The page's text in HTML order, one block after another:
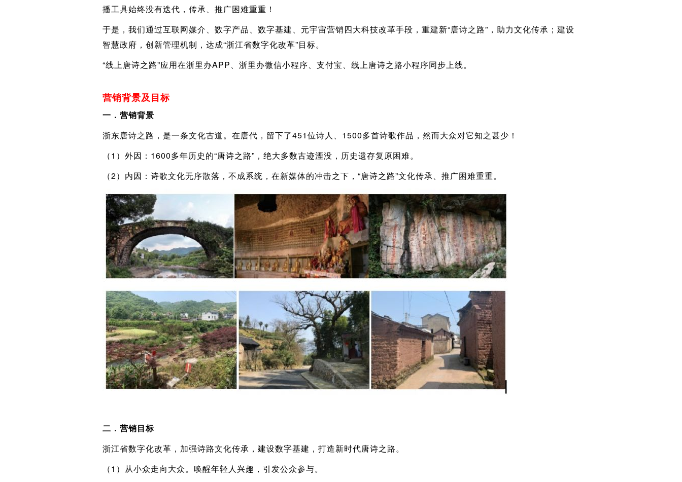
播工具始终没有迭代，传承、推广困难重重！
于是，我们通过互联网媒介、数字产品、数字基建、元宇宙营销四大科技改革手段，重建新“唐诗之路”，助力文化传承；建设
智慧政府，创新管理机制，达成“浙江省数字化改革”目标。
“线上唐诗之路”应用在浙里办APP、浙里办微信小程序、支付宝、线上唐诗之路小程序同步上线。
营销背景及目标
一．营销背景
浙东唐诗之路，是一条文化古道。在唐代，留下了451位诗人、1500多首诗歌作品，然而大众对它知之甚少！
（1）外因：1600多年历史的“唐诗之路”，绝大多数古迹湮没，历史遗存复原困难。
（2）内因：诗歌文化无序散落，不成系统，在新媒体的冲击之下，“唐诗之路”文化传承、推广困难重重。
二．营销目标
浙江省数字化改革，加强诗路文化传承，建设数字基建，打造新时代唐诗之路。
（1）从小众走向大众。唤醒年轻人兴趣，引发公众参与。